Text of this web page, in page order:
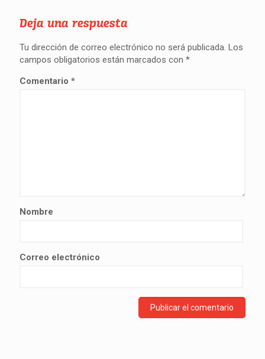
Deja una respuesta
Tu dirección de correo electrónico no será publicada. Los
campos obligatorios están marcados con *
Comentario *
Nombre
Correo electrónico